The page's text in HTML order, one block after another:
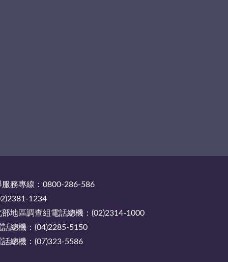
服務專線：0800-286-586
1234
地區調查組電話總機：(02)2314-1000
總機：(04)2285-5150
總機：(07)323-5586